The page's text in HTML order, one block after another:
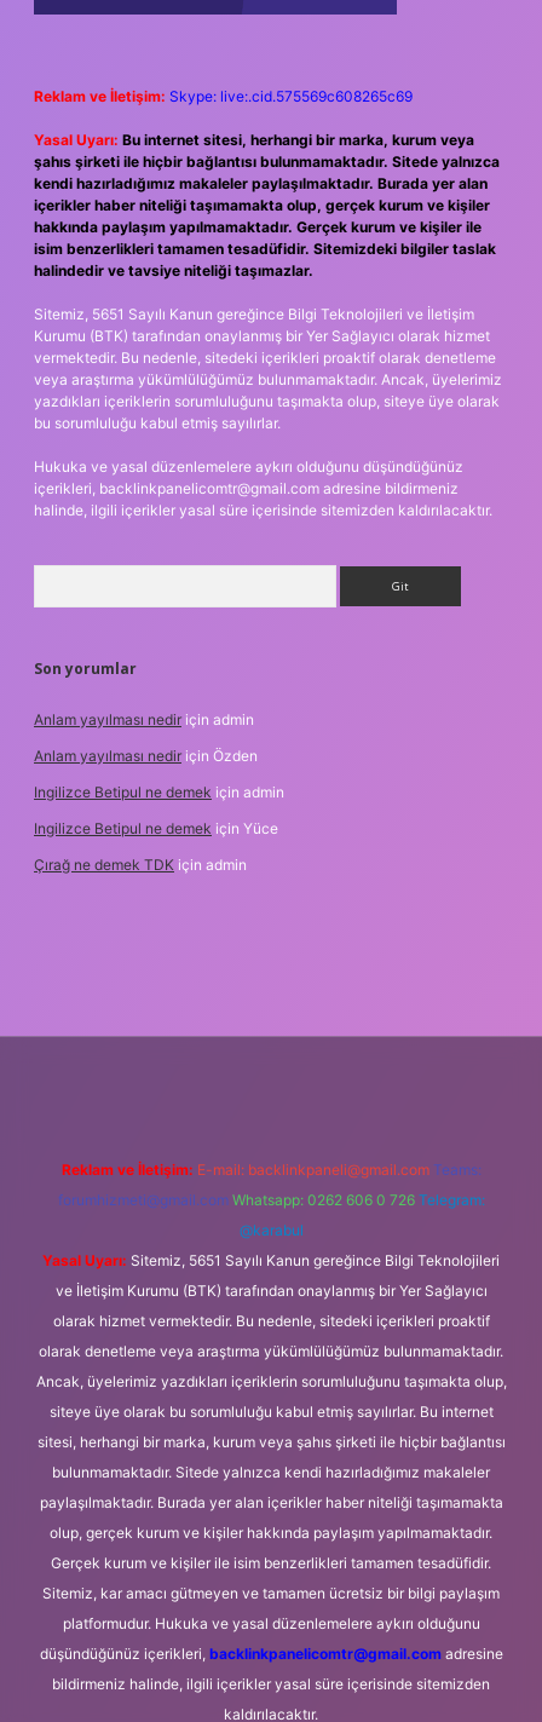
Reklam ve İletişim: Skype: live:.cid.575569c608265c69
Yasal Uyarı: Bu internet sitesi, herhangi bir marka, kurum veya
şahıs şirketi ile hiçbir bağlantısı bulunmamaktadır. Sitede yalnızca
kendi hazırladığımız makaleler paylaşılmaktadır. Burada yer alan
içerikler haber niteliği taşımamakta olup, gerçek kurum ve kişiler
hakkında paylaşım yapılmamaktadır. Gerçek kurum ve kişiler ile
isim benzerlikleri tamamen tesadüfidir. Sitemizdeki bilgiler taslak
halindedir ve tavsiye niteliği taşımazlar.
Sitemiz, 5651 Sayılı Kanun gereğince Bilgi Teknolojileri ve İletişim
Kurumu (BTK) tarafından onaylanmış bir Yer Sağlayıcı olarak hizmet
vermektedir. Bu nedenle, sitedeki içerikleri proaktif olarak denetleme
veya araştırma yükümlülüğümüz bulunmamaktadır. Ancak, üyelerimiz
yazdıkları içeriklerin sorumluluğunu taşımakta olup, siteye üye olarak
bu sorumluluğu kabul etmiş sayılırlar.
Hukuka ve yasal düzenlemelere aykırı olduğunu düşündüğünüz
içerikleri, backlinkpanelicomtr@gmail.com adresine bildirmeniz
halinde, ilgili içerikler yasal süre içerisinde sitemizden kaldırılacaktır.
Son yorumlar
Anlam yayılması nedir için admin
Anlam yayılması nedir için Özden
Ingilizce Betipul ne demek için admin
Ingilizce Betipul ne demek için Yüce
Çırağ ne demek TDK için admin
Reklam ve İletişim: E-mail: backlinkpaneli@gmail.com Teams:
forumhizmeti@gmail.com Whatsapp: 0262 606 0 726 Telegram:
@karabul
Yasal Uyarı: Sitemiz, 5651 Sayılı Kanun gereğince Bilgi Teknolojileri
ve İletişim Kurumu (BTK) tarafından onaylanmış bir Yer Sağlayıcı
olarak hizmet vermektedir. Bu nedenle, sitedeki içerikleri proaktif
olarak denetleme veya araştırma yükümlülüğümüz bulunmamaktadır.
Ancak, üyelerimiz yazdıkları içeriklerin sorumluluğunu taşımakta olup,
siteye üye olarak bu sorumluluğu kabul etmiş sayılırlar. Bu internet
sitesi, herhangi bir marka, kurum veya şahıs şirketi ile hiçbir bağlantısı
bulunmamaktadır. Sitede yalnızca kendi hazırladığımız makaleler
paylaşılmaktadır. Burada yer alan içerikler haber niteliği taşımamakta
olup, gerçek kurum ve kişiler hakkında paylaşım yapılmamaktadır.
Gerçek kurum ve kişiler ile isim benzerlikleri tamamen tesadüfidir.
Sitemiz, kar amacı gütmeyen ve tamamen ücretsiz bir bilgi paylaşım
platformudur. Hukuka ve yasal düzenlemelere aykırı olduğunu
düşündüğünüz içerikleri, backlinkpanelicomtr@gmail.comadresine
bildirmeniz halinde, ilgili içerikler yasal süre içerisinde sitemizden
kaldırılacaktır.